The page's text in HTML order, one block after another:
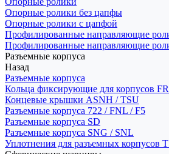
Опорные ролики без цапфы
Опорные ролики с цапфой
Профилированные направляющие
Профилированные направляющие
Разъемные корпуса
Назад
Разъемные корпуса
Кольца фиксирующие для корпусов
Концевые крышки ASNH / TSU
Разъемные корпуса 722 / FNL / F5
Разъемные корпуса SD
Разъемные корпуса SNG / SNL
Уплотнения для разъемных корпусов